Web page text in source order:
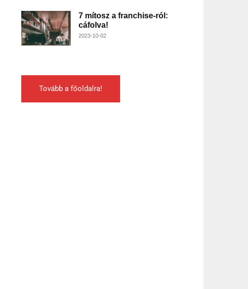
7 mítosz a franchise-ról:
cáfolva!
2023-10-02
Tovább a főoldalra!